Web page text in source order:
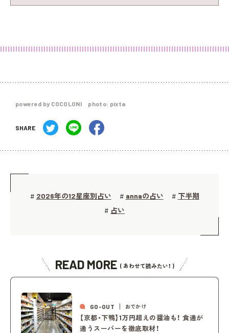
powered by COCOLONI photo: pixta
SHARE
# 2026年の12星座別占い # annaの占い # 下半期
# 占い
READ MORE ( あわせて読みたい！ )
GO-OUT おでかけ
【京都・下鴨】1万円超えの醤油も！ 食通が
通うスーパーを徹底取材！